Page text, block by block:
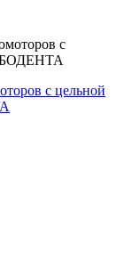
с цельной